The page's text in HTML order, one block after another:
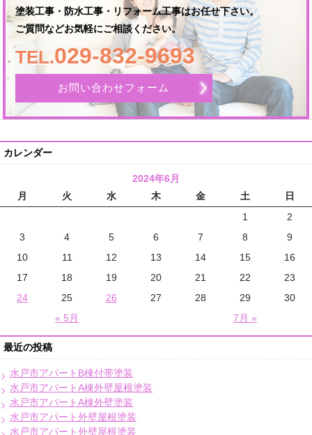
塗装工事・防水工事・リフォーム工事はお任せ下さい。
ご質問などお気軽にご相談ください。
TEL.029-832-9693
お問い合わせフォーム
カレンダー
2024年6月
月
火 水 木 金 土 日
« 5月 7月 »
1
2
3
4 5 6 7 8
9
10
11 12 13 14 15
16
17
18 19 20 21 22
23
24
25 26 27 28 29 30
最近の投稿
水戸市アパートB棟付帯塗装
水戸市アパートA棟外壁屋根塗装
水戸市アパートA棟外壁塗装
水戸市アパート外壁屋根塗装
水戸市アパート外壁屋根塗装